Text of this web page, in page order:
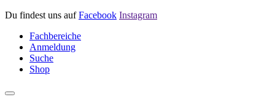
Du findest uns aufFacebook Instagram
Fachbereiche
Anmeldung
Suche
Shop